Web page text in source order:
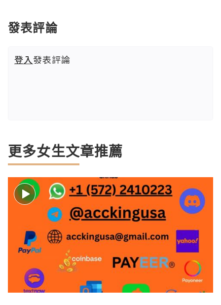
發表評論
登入發表評論
更多女生文章推薦